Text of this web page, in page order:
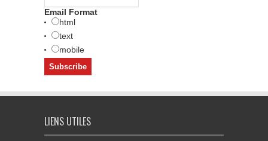
Email Format
html
text
mobile
LIENS UTILES